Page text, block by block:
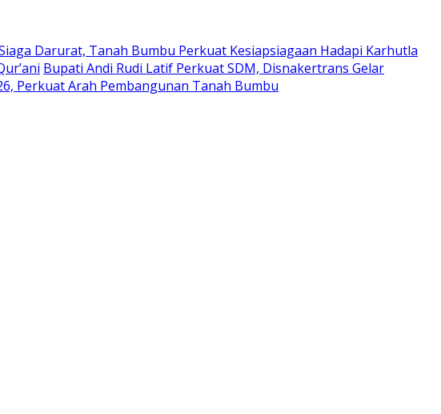
Darurat, Tanah Bumbu Perkuat Kesiapsiagaan Hadapi Karhutla
Bupati Andi Rudi Latif Perkuat SDM, Disnakertrans Gelar
Perkuat Arah Pembangunan Tanah Bumbu